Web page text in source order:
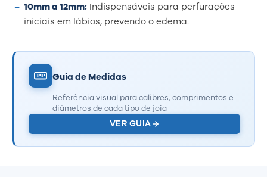
10mm a 12mm: Indispensáveis para perfurações
iniciais em lábios, prevendo o edema.
Guia de Medidas
Referência visual para calibres, comprimentos e
diâmetros de cada tipo de joia
VER GUIA